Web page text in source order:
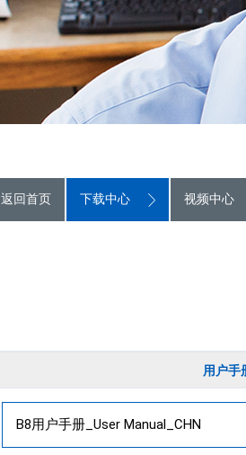
返回首页 下载中心 视频中心
用户手
B8用户手册_User Manual_CHN